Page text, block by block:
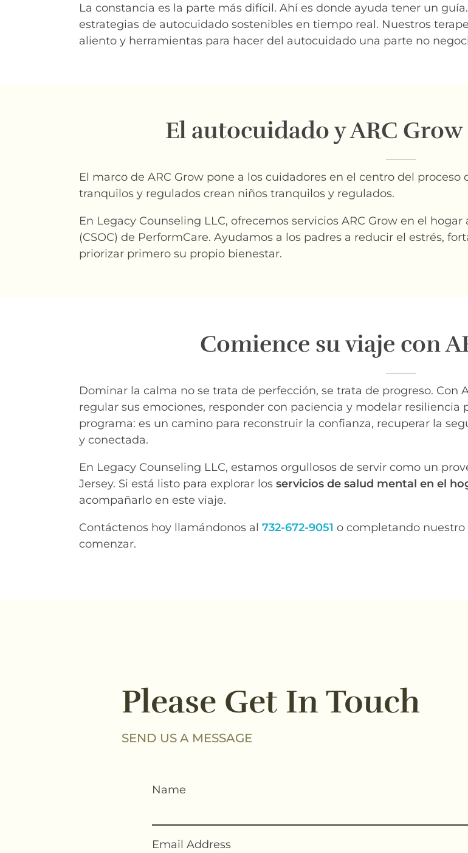
La constancia es la parte más difícil. Ahí es donde ayuda tener un
estrategias de autocuidado sostenibles en tiempo real. Nuestros
aliento y herramientas para hacer del autocuidado una parte no
El autocuidado y ARC Grow
El marco de ARC Grow pone a los cuidadores en el centro del proceso
tranquilos y regulados crean niños tranquilos y regulados.
En Legacy Counseling LLC, ofrecemos servicios ARC Grow en el
(CSOC) de PerformCare. Ayudamos a los padres a reducir el estrés,
priorizar primero su propio bienestar.
Comience su viaje con
Dominar la calma no se trata de perfección, se trata de progreso. Con
regular sus emociones, responder con paciencia y modelar resiliencia
programa: es un camino para reconstruir la confianza, recuperar la
y conectada.
En Legacy Counseling LLC, estamos orgullosos de servir como un
Jersey. Si está listo para explorar los servicios de salud mental en el
acompañarlo en este viaje.
Contáctenos hoy llamándonos al 732-672-9051 o completando
comenzar.
Please Get In Touch
SEND US A MESSAGE
Name
Email Address